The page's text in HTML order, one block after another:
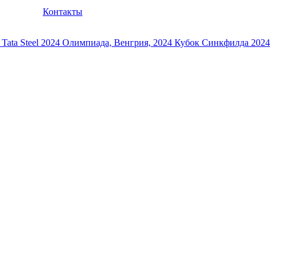
Контакты
Steel 2024 Олимпиада, Венгрия, 2024 Кубок Синкфилда 2024